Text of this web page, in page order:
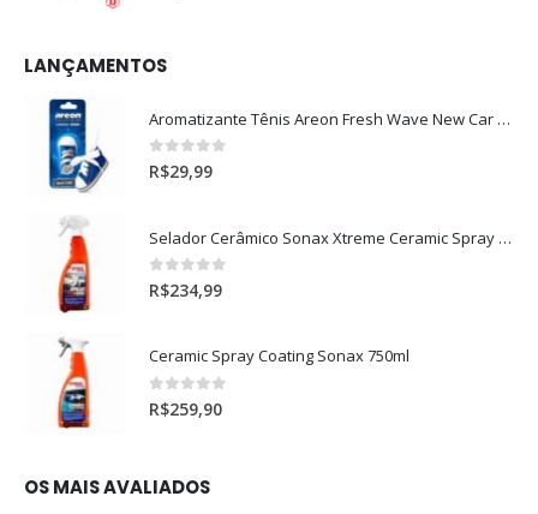
LANÇAMENTOS
Aromatizante Tênis Areon Fresh Wave New Car / Carro Novo
0out of 5
R$29,99
Selador Cerâmico Sonax Xtreme Ceramic Spray + Seal (750ml)
0out of 5
R$234,99
Ceramic Spray Coating Sonax 750ml
0out of 5
R$259,90
OS MAIS AVALIADOS